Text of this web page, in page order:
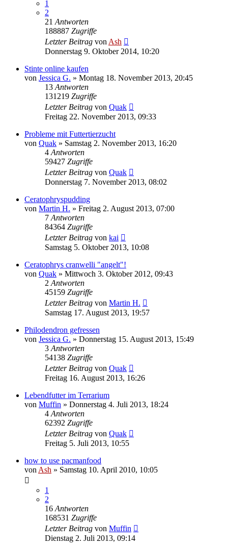
1
2
21 Antworten
188887 Zugriffe
Letzter Beitrag von Ash
Donnerstag 9. Oktober 2014, 10:20
Stinte online kaufen
von Jessica G. » Montag 18. November 2013, 20:45
13 Antworten
131219 Zugriffe
Letzter Beitrag von Quak
Freitag 22. November 2013, 09:33
Probleme mit Futtertierzucht
von Quak » Samstag 2. November 2013, 16:20
4 Antworten
59427 Zugriffe
Letzter Beitrag von Quak
Donnerstag 7. November 2013, 08:02
Ceratophryspudding
von Martin H. » Freitag 2. August 2013, 07:00
7 Antworten
84364 Zugriffe
Letzter Beitrag von kai
Samstag 5. Oktober 2013, 10:08
Ceratophrys cranwelli "angelt"!
von Quak » Mittwoch 3. Oktober 2012, 09:43
2 Antworten
45159 Zugriffe
Letzter Beitrag von Martin H.
Samstag 17. August 2013, 19:57
Philodendron gefressen
von Jessica G. » Donnerstag 15. August 2013, 15:49
3 Antworten
54138 Zugriffe
Letzter Beitrag von Quak
Freitag 16. August 2013, 16:26
Lebendfutter im Terrarium
von Muffin » Donnerstag 4. Juli 2013, 18:24
4 Antworten
62392 Zugriffe
Letzter Beitrag von Quak
Freitag 5. Juli 2013, 10:55
how to use pacmanfood
von Ash » Samstag 10. April 2010, 10:05
1
2
16 Antworten
168531 Zugriffe
Letzter Beitrag von Muffin
Dienstag 2. Juli 2013, 09:14